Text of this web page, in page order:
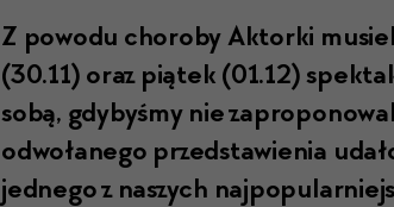
Z powodu choro­by Aktor­ki
(30.11) oraz piątek (01.12)
sobą, gdy­byśmy nie
odwołanego przed­staw­ienia
jed­nego z naszych